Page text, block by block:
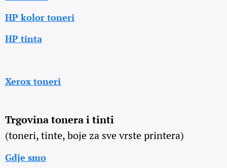
HP kolor toneri
HP tinta
Xerox toneri
Trgovina tonera i tinti
(toneri, tinte, boje za sve vrste printera)
Gdje smo